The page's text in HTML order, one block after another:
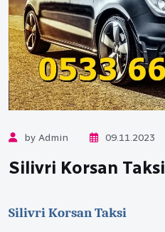
by Admin 09.11.2023
Silivri Korsan Taksi
Silivri Korsan Taksi